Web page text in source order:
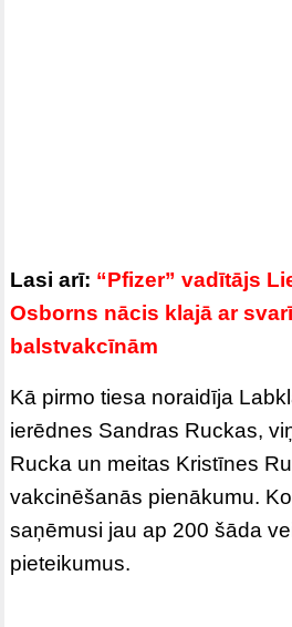
Lasi arī: “Pfizer” vadītājs
Osborns nācis klajā ar
balstvakcīnām
Kā pirmo tiesa noraidīja
ierēdnes Sandras Ruckas,
Rucka un meitas Kristīnes
vakcinēšanās pienākumu.
saņēmusi jau ap 200 šāda
pieteikumus.